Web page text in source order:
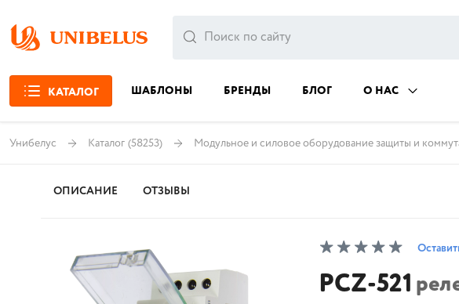
КАТАЛОГ ШАБЛОНЫ БРЕНДЫ БЛОГ О НАС
Унибелус Каталог (58253) Модульное и силовое оборудование защиты и
ОПИСАНИЕ ОТЗЫВЫ
PCZ-521